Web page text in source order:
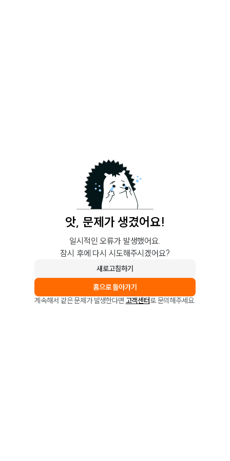
앗, 문제가 생겼어요!
일시적인 오류가 발생했어요.
잠시 후에 다시 시도해주시겠어요?
새로고침하기
홈으로 돌아가기
계속해서 같은 문제가 발생한다면 고객센터로 문의해주세요.